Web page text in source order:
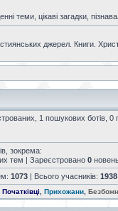
теми, цікаві загадки,
джерел. Книги.
1 пошукових ботів, 0
зокрема:
тем | Зареєстровано 0
1073 | Всього учасників: 1938
Початківці Прихожани